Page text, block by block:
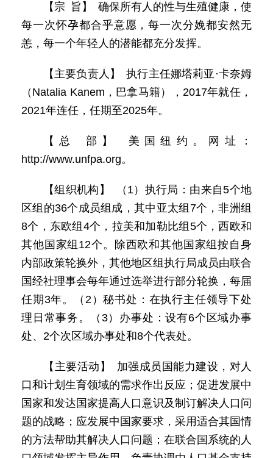
【宗 旨】 确保所有人的性与生殖健康，使
每一次怀孕都合乎意愿，每一次分娩都安然无
恙，每一个年轻人的潜能都充分发挥。
【主要负责人】 执行主任娜塔莉亚·卡奈姆
（Natalia Kanem，巴拿马籍），2017年就任，
2021年连任，任期至2025年。
【总 部】 美国纽约。网址：
http://www.unfpa.org。
【组织机构】 （1）执行局：由来自5个地
区组的36个成员组成，其中亚太组7个，非洲组
8个，东欧组4个，拉美和加勒比组5个，西欧和
其他国家组12个。除西欧和其他国家组按自身
内部政策轮换外，其他地区组执行局成员由联合
国经社理事会每年通过选举进行部分轮换，每届
任期3年。（2）秘书处：在执行主任领导下处
理日常事务。（3）办事处：设有6个区域办事
处、2个次区域办事处和8个代表处。
【主要活动】 加强成员国能力建设，对人
口和计划生育领域的需求作出反应；促进发展中
国家和发达国家提高人口意识及制订解决人口问
题的战略；应发展中国家要求，采用适合其国情
的方法帮助其解决人口问题；在联合国系统的人